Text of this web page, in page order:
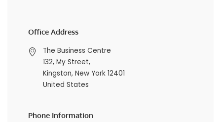
Office Address
The Business Centre
132, My Street,
Kingston, New York 12401
United States
Phone Information